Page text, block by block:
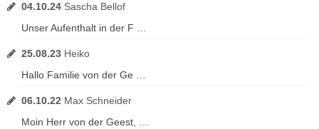
04.10.24 Sascha Bellof
Unser Aufenthalt in der F …
25.08.23 Heiko
Hallo Familie von der Ge …
06.10.22 Max Schneider
Moin Herr von der Geest, …